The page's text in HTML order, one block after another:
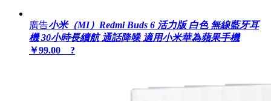
廣告小米（MI）Redmi Buds 6 活力版 白色 無線藍牙耳
機 30小時長續航 通話降噪 適用小米華為蘋果手機
￥99.00 ?